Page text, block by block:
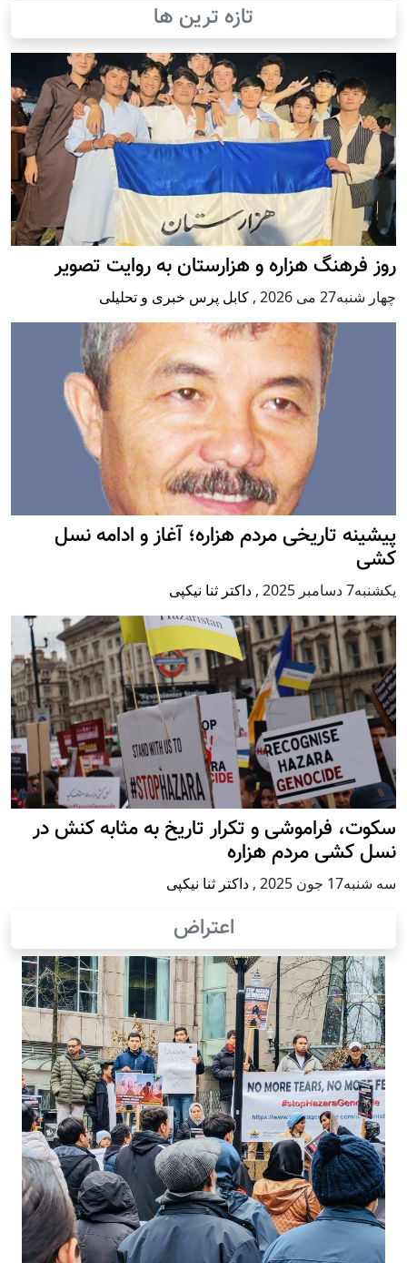
تازه ترین ها
روز فرهنگ هزاره و هزارستان به روایت تصویر
چهار شنبه27 می 2026 , کابل پرس خبری و تحلیلی
پيشينه تاريخی مردم هزاره؛ آغاز و ادامه نسل
کشی
يكشنبه7 دسامبر 2025 , داکتر ثنا نیکپی
سکوت، فراموشی و تکرار تاريخ به مثابه کنش در
نسل کشی مردم هزاره
سه شنبه17 جون 2025 , داکتر ثنا نیکپی
اعتراض